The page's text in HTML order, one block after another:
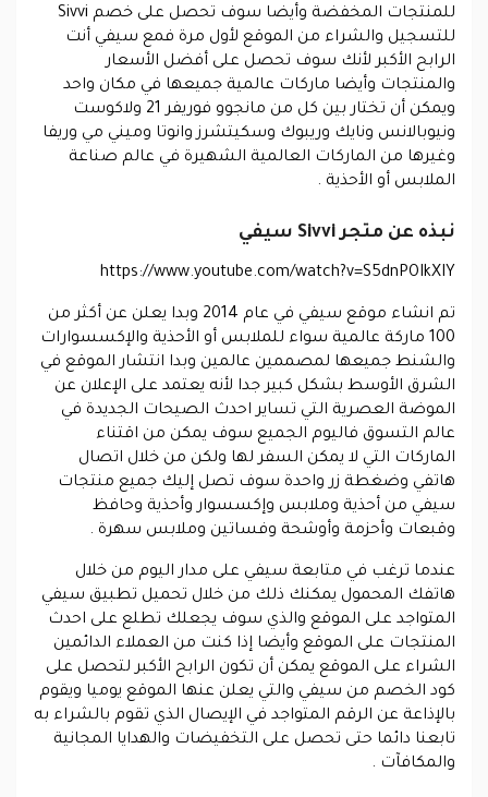
للمنتجات المخفضة وأيضا سوف تحصل على خصم Sivvi
للتسجيل والشراء من الموقع لأول مرة فمع سيفي أنت
الرابح الأكبر لأنك سوف تحصل على أفضل الأسعار
والمنتجات وأيضا ماركات عالمية جميعها في مكان واحد
ويمكن أن تختار بين كل من مانجوو فوريفر 21 ولاكوست
ونيوبالانس ونايك وريبوك وسكيتشرز وانوتا وميني مي وريفا
وغيرها من الماركات العالمية الشهيرة في عالم صناعة
الملابس أو الأحذية .
نبذه عن متجر Sivvi سيفي
https://www.youtube.com/watch?v=S5dnPOIkXIY
تم انشاء موقع سيفي في عام 2014 وبدا يعلن عن أكثر من
100 ماركة عالمية سواء للملابس أو الأحذية والإكسسوارات
والشنط جميعها لمصممين عالمين وبدا انتشار الموقع في
الشرق الأوسط بشكل كبير جدا لأنه يعتمد على الإعلان عن
الموضة العصرية التي تساير احدث الصيحات الجديدة في
عالم التسوق فاليوم الجميع سوف يمكن من اقتناء
الماركات التي لا يمكن السفر لها ولكن من خلال اتصال
هاتفي وضغطة زر واحدة سوف تصل إليك جميع منتجات
سيفي من أحذية وملابس وإكسسوار وأحذية وحافظ
وقبعات وأحزمة وأوشحة وفساتين وملابس سهرة .
عندما ترغب في متابعة سيفي على مدار اليوم من خلال
هاتفك المحمول يمكنك ذلك من خلال تحميل تطبيق سيفي
المتواجد على الموقع والذي سوف يجعلك تطلع على احدث
المنتجات على الموقع وأيضا إذا كنت من العملاء الدائمين
الشراء على الموقع يمكن أن تكون الرابح الأكبر لتحصل على
كود الخصم من سيفي والتي يعلن عنها الموقع يوميا ويقوم
بالإذاعة عن الرقم المتواجد في الإيصال الذي تقوم بالشراء به
تابعنا دائما حتى تحصل على التخفيضات والهدايا المجانية
والمكافآت .